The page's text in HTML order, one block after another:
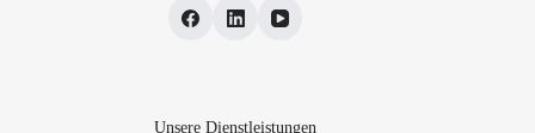
Unsere Dienstleistungen